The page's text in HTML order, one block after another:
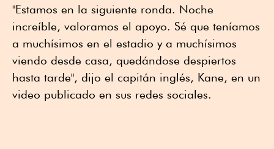
"Estamos en la siguiente ronda. Noche
increíble, valoramos el apoyo. Sé que teníamos
a muchísimos en el estadio y a muchísimos
viendo desde casa, quedándose despiertos
hasta tarde", dijo el capitán inglés, Kane, en un
video publicado en sus redes sociales.